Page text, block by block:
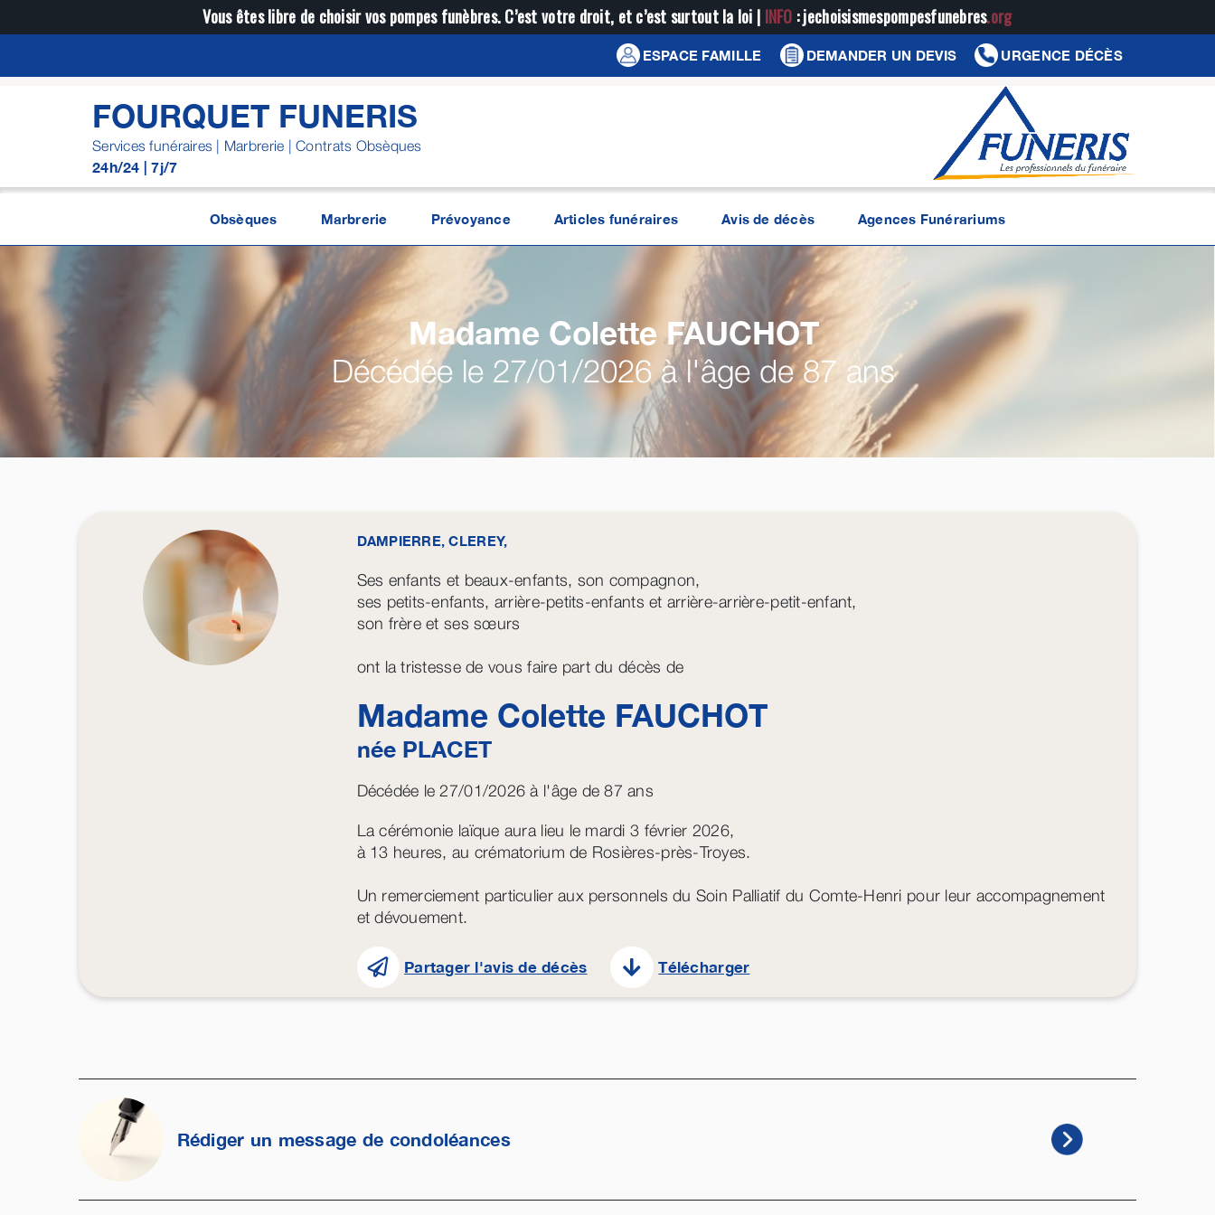
au
Vous êtes libre de choisir vos pompes funèbres. C’est votre droit, et c’est surtout la loi | INFO : jechoisismespompesfunebres.org
ESPACE FAMILLE DEMANDER UN DEVIS URGENCE DÉCÈS
FOURQUET FUNERIS
Services funéraires | Marbrerie | Contrats Obsèques
24h/24 | 7j/7
Obsèques Marbrerie Prévoyance Articles funéraires Avis de décès Agences Funérariums
Madame ColetteFAUCHOT
Décédée le 27/01/2026 à l'âge de 87 ans
DAMPIERRE, CLEREY,
Ses enfants et beaux-enfants, son compagnon,
ses petits-enfants, arrière-petits-enfants et arrière-arrière-petit-enfant,
son frère et ses sœurs
ont la tristesse de vous faire part du décès de
Madame Colette FAUCHOT
née PLACET
Décédée le 27/01/2026 à l'âge de 87 ans
La cérémonie laïque aura lieu le mardi 3 février 2026,
à 13 heures, au crématorium de Rosières-près-Troyes.
Un remerciement particulier aux personnels du Soin Palliatif du Comte-Henri pour leur accompagnement
et dévouement.
Partager l'avis de décès Télécharger
Rédiger un message de condoléances